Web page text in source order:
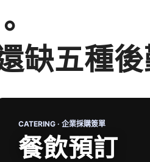
缺五種後
CATERING · 企業採購簽單
餐飲預訂